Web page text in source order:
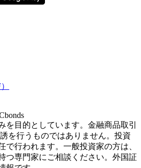
を目的としています。金融商品取引
を行うものではありません。投資
で行われます。一般投資家の方は、
つ専門家にご相談ください。外国証